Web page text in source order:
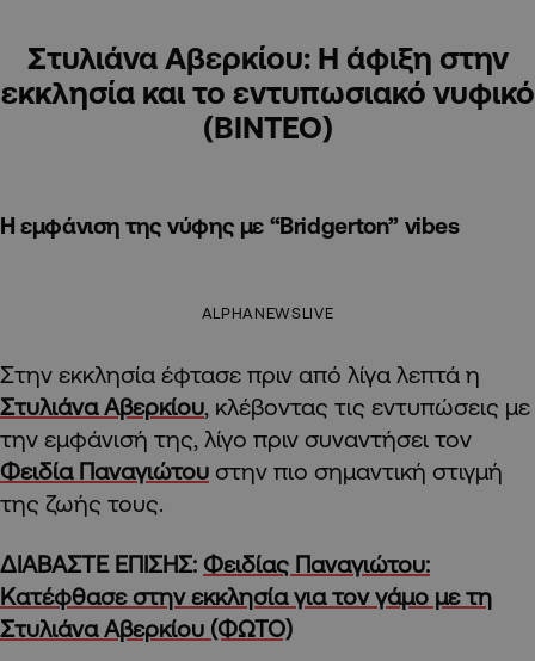
Στυλιάνα Αβερκίου: Η άφιξη στην
εκκλησία και το εντυπωσιακό νυφικό
(ΒΙΝΤΕΟ)
Η εμφάνιση της νύφης με “Bridgerton” vibes
ALPHANEWSLIVE
Στην εκκλησία έφτασε πριν από λίγα λεπτά η
Στυλιάνα Αβερκίου, κλέβοντας τις εντυπώσεις με
την εμφάνισή της, λίγο πριν συναντήσει τον
Φειδία Παναγιώτου στην πιο σημαντική στιγμή
της ζωής τους.
ΔΙΑΒΑΣΤΕ ΕΠΙΣΗΣ: Φειδίας Παναγιώτου:
Κατέφθασε στην εκκλησία για τον γάμο με τη
Στυλιάνα Αβερκίου (ΦΩΤΟ)